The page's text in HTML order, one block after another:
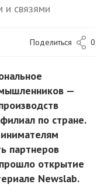
связями
Поделиться 0
—
по стране.
партнеров
открытие
Newslab.